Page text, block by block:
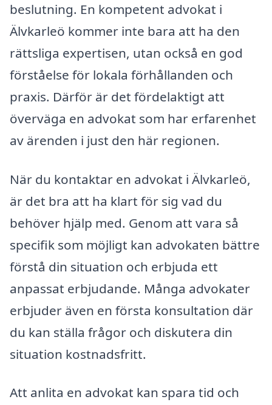
beslutning. En kompetent advokat i
Älvkarleö kommer inte bara att ha den
rättsliga expertisen, utan också en god
förståelse för lokala förhållanden och
praxis. Därför är det fördelaktigt att
överväga en advokat som har erfarenhet
av ärenden i just den här regionen.
När du kontaktar en advokat i Älvkarleö,
är det bra att ha klart för sig vad du
behöver hjälp med. Genom att vara så
specifik som möjligt kan advokaten bättre
förstå din situation och erbjuda ett
anpassat erbjudande. Många advokater
erbjuder även en första konsultation där
du kan ställa frågor och diskutera din
situation kostnadsfritt.
Att anlita en advokat kan spara tid och